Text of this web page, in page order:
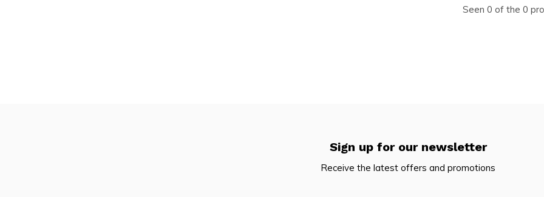
Seen 0 of the 0
Sign up for our newsletter
Receive the latest offers and promotions